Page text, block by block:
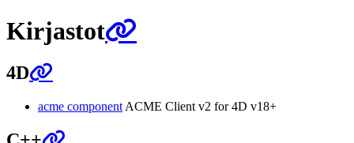
Kirjastot
4D
acme component ACME Client v2 for 4D v18+